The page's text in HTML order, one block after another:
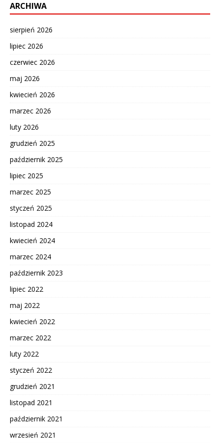
ARCHIWA
sierpień 2026
lipiec 2026
czerwiec 2026
maj 2026
kwiecień 2026
marzec 2026
luty 2026
grudzień 2025
październik 2025
lipiec 2025
marzec 2025
styczeń 2025
listopad 2024
kwiecień 2024
marzec 2024
październik 2023
lipiec 2022
maj 2022
kwiecień 2022
marzec 2022
luty 2022
styczeń 2022
grudzień 2021
listopad 2021
październik 2021
wrzesień 2021